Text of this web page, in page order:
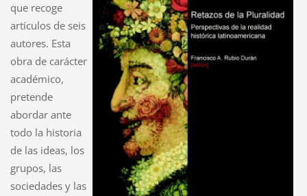
que recoge
artículos de seis
autores. Esta
obra de carácter
académico,
pretende
abordar ante
todo la historia
de las ideas, los
grupos, las
sociedades y las